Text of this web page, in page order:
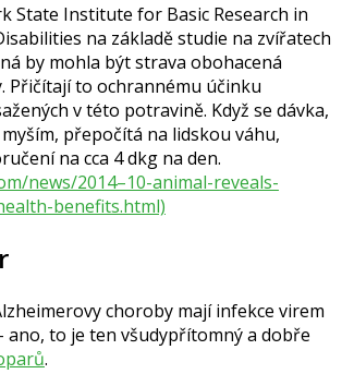
State Institute for Basic Research in
na základě studie na zvířatech
by mohla být strava obohacená
Přičítají to ochrannému účinku
v této potravině. Když se dávka,
přepočítá na lidskou váhu,
na cca 4 dkg na den.
news/2014–10-animal-reveals-
benefits.html)
choroby mají infekce virem
ano, to je ten všudypřítomný a dobře
.